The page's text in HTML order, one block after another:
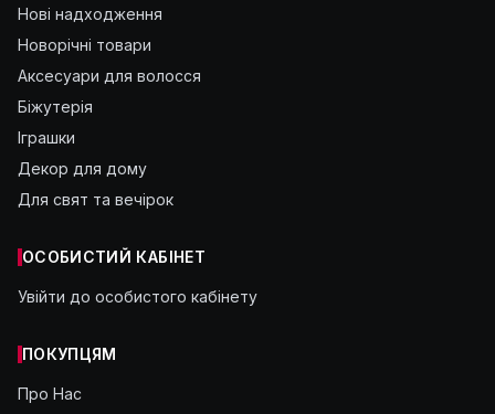
Нові надходження
Новорічні товари
Аксесуари для волосся
Біжутерія
Іграшки
Декор для дому
Для свят та вечірок
ОСОБИСТИЙ КАБІНЕТ
Увійти до особистого кабінету
ПОКУПЦЯМ
Про Нас